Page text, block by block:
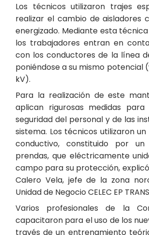
Los técnicos utilizaron trajes
realizar el cambio de aisladores
energizado. Mediante esta técnica
los trabajadores entran en
con los conductores de la línea
poniéndose a su mismo potencial
kV).
Para la realización de este
aplican rigurosas medidas
seguridad del personal y de las
sistema. Los técnicos utilizaron
conductivo, constituido por
prendas, que eléctricamente
campo para su protección,
Calero Vela, jefe de la zona
Unidad de Negocio CELEC EP
Varios profesionales de la
capacitaron para el uso de los
través de un entrenamiento